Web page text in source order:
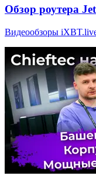
Обзор роутера
Видеообзоры